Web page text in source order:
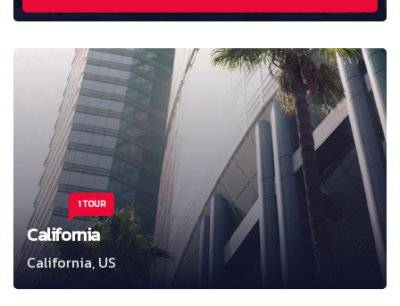
1 TOUR
California
California, US